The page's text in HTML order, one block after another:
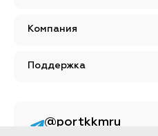
Компания
Поддержка
@portkkmru